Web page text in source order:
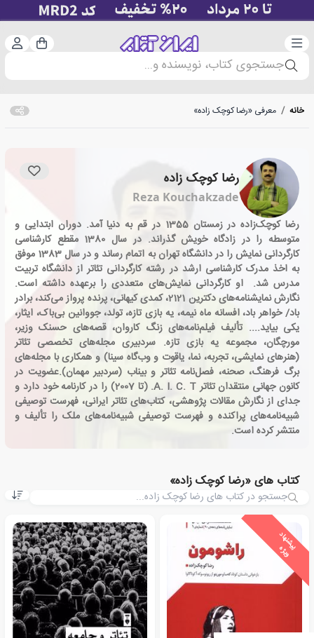
دسته‌بندی سبد
جستجوی کتاب، نویسنده و...
خانه / معرفی «رضا کوچک زاده»
رضا کوچک زاده
Reza Kouchakzade
رضا کوچک‌زاده در زمستان 1355 در قم به دنیا آمد. دوران ابتدایی و
متوسطه را در زادگاه خویش گذراند. در سال 1380 مقطع کارشناسی
کارگردانی نمایش را در دانشگاه تهران به اتمام رساند و در سال 1383 موفق
به اخذ مدرک کارشناسی ارشد در رشته کارگردانی تئاتر از دانشگاه تربیت
مدرس شد. او کارگردانی نمایش‌­های متعددی را برعهده داشته است.
نگارش نمایشنامه­‌های دکترین 2121، کمدی کیهانی، پرنده پرواز می‌کند، برادر
باد/ خواهر باد، افسانه ماه نیمه، یه بازی تازه، تولد، جووانین بی‌باک، ایثار،
یکی بیاید.... تألیف فیلم‌نامه‌های زنگ کاروان، قصه‌های حسنک وزیر،
مورچگان، مجموعه یه بازی تازه. سردبیری مجله‌های تخصصی تئاتر
(هنرهای نمایشی، تجربه، نما، یاقوت و وب‌گاه سینا) و همکاری با مجله‌های
برگ فرهنگ، صحنه، فصل‌نامه تئاتر و بیناب (سردبیر مهمان).عضویت در
کانون جهانی منتقدان تئاتر A. I. C. T. (تا 2007) را در کارنامه خود دارد و
جدای از نگارش مقالات پژوهشی، کتاب‌های تئاتر ایرانی، فهرست توصیفی
شبیه­‌نامه‌­های پراکنده و فهرست توصیفی شبیه‌‌نامه‌­های ملک را تألیف و
منتشر کرده است.
کتاب های «رضا کوچک زاده»
پ
ی
ش
ن
ه
ا
د
و
ی
ژ
ه